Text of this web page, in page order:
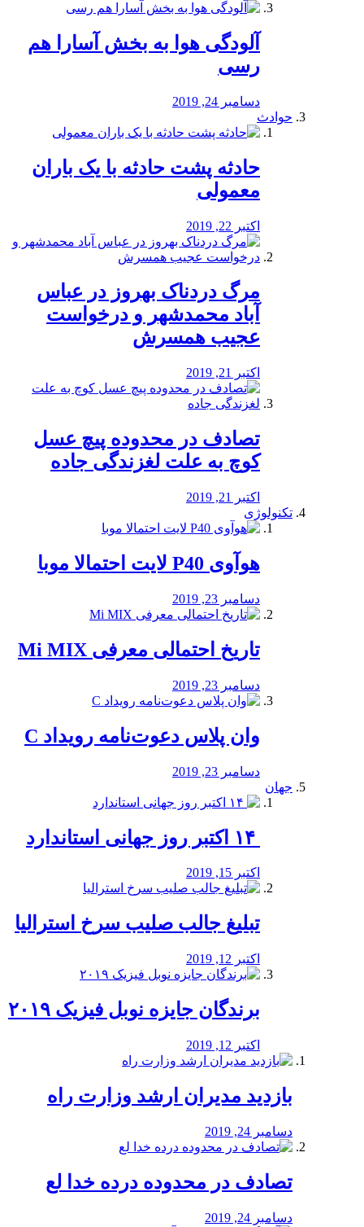
آلودگی هوا به بخش آسارا هم
رسی
دسامبر 24, 2019
حوادث
️حادثه پشت حادثه با یک باران
معمولی
اکتبر 22, 2019
مرگ دردناک بهروز در عباس
آباد محمدشهر و درخواست
عجیب همسرش
اکتبر 21, 2019
تصادف در محدوده پیچ عسل
کوچ به علت لغزندگی جاده
اکتبر 21, 2019
تکنولوژی
هوآوی P40 لایت احتمالا موبا
دسامبر 23, 2019
تاریخ احتمالی معرفی Mi MIX
دسامبر 23, 2019
وان پلاس دعوت‌نامه رویداد C
دسامبر 23, 2019
جهان
اکتبر 15, 2019
تبلیغ جالب صلیب سرخ استرالیا
اکتبر 12, 2019
برندگان جایزه نوبل فیزیک ۲۰۱۹
اکتبر 12, 2019
بازدید مدیران ارشد وزارت راه
دسامبر 24, 2019
تصادف در محدوده درده خدا لع
دسامبر 24, 2019